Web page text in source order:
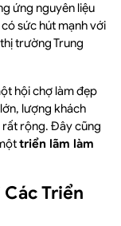
ứng nguyên liệu
sức hút mạnh với
trường Trung
hội chợ làm đẹp
lượng khách
rất rộng. Đây cũng
triển lãm làm
Các Triển